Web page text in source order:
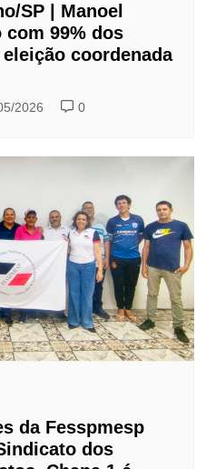
SP | Manoel
99% dos
coordenada
2026 0
da Fesspmesp
dos